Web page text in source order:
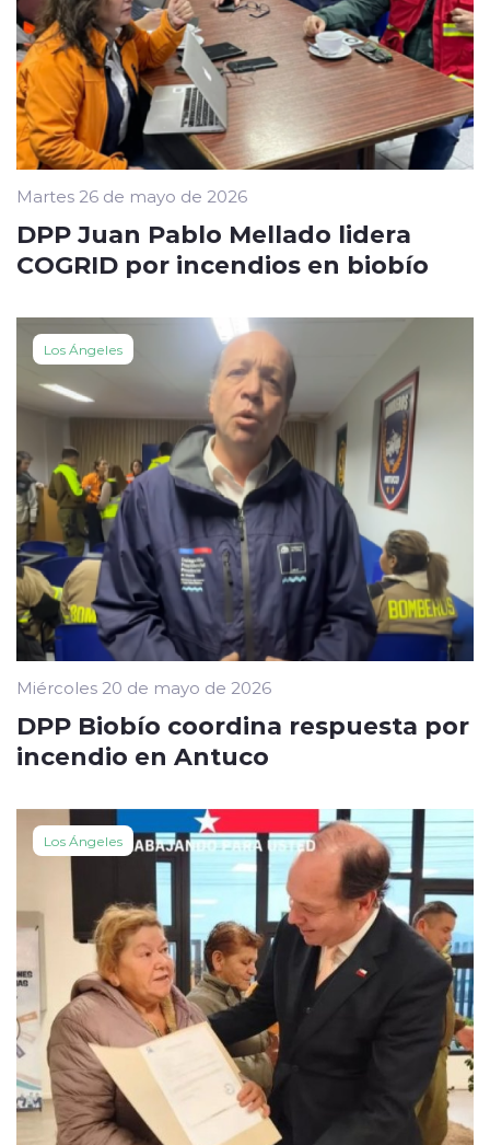
Martes 26 de mayo de 2026
DPP Juan Pablo Mellado lidera
COGRID por incendios en biobío
Los Ángeles
Miércoles 20 de mayo de 2026
DPP Biobío coordina respuesta por
incendio en Antuco
Los Ángeles